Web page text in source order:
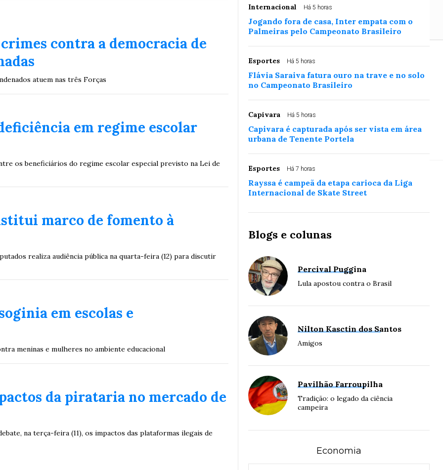
eleita presidente da Comissão de
dos Direitos da Mulher
crise climática empurrará 158 milhões de meninas e mulheres para a fome
contra a democracia de
atuem nas três Forças
em regime escolar
os beneficiários do regime escolar especial previsto na Lei de
marco de fomento à
realiza audiência pública na quarta-feira (12) para discutir
em escolas e
meninas e mulheres no ambiente educacional
da pirataria no mercado de
na terça-feira (11), os impactos das plataformas ilegais de
Internacional Há 5 horas
Jogando fora de casa, Inter empata com o
Palmeiras pelo Campeonato Brasileiro
Esportes Há 5 horas
Flávia Saraiva fatura ouro na trave e no solo
no Campeonato Brasileiro
Capivara Há 5 horas
Capivara é capturada após ser vista em área
urbana de Tenente Portela
Esportes Há 7 horas
Rayssa é campeã da etapa carioca da Liga
Internacional de Skate Street
Blogs e colunas
Percival Puggina
Lula apostou contra o Brasil
Nilton Kasctin dos Santos
Amigos
Pavilhão Farroupilha
Tradição: o legado da ciência
campeira
Economia